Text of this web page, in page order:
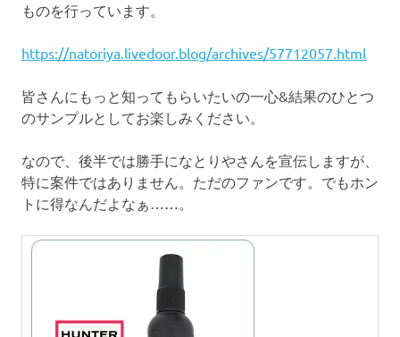
ものを行っています。
https://natoriya.livedoor.blog/archives/57712057.html
皆さんにもっと知ってもらいたいの一心&結果のひとつ
のサンプルとしてお楽しみください。
なので、後半では勝手になとりやさんを宣伝しますが、
特に案件ではありません。ただのファンです。でもホン
トに得なんだよなぁ……。